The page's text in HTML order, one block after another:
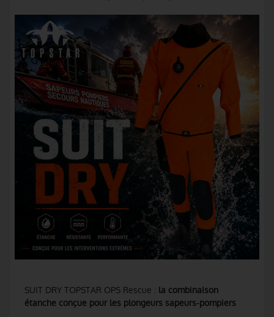
SUIT DRY TOPSTAR OPS Rescue : la combinaison
étanche conçue pour les plongeurs sapeurs-pompiers